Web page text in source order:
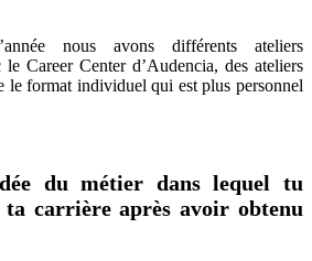
nous avons différents ateliers
le Career Center d’Audencia, des ateliers
le format individuel qui est plus personnel
du métier dans lequel tu
ta carrière après avoir obtenu